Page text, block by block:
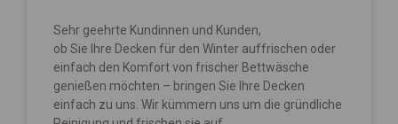
Sehr geehrte Kundinnen und Kunden,
ob Sie Ihre Decken für den Winter auffrischen oder
einfach den Komfort von frischer Bettwäsche
genießen möchten – bringen Sie Ihre Decken
einfach zu uns. Wir kümmern uns um die gründliche